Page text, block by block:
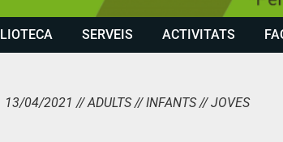
SERVEIS ACTIVITATS
13/04/2021 // ADULTS // INFANTS // JOVES